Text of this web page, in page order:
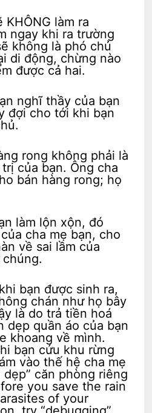
KHÔNG làm ra
ngay khi ra trường
không là phó chủ
di động, chừng nào
được cả hai.
nghĩ thầy của bạn
đợi cho tới khi bạn
rong không phải là
của bạn. Ông cha
bán hàng rong; họ
làm lộn xộn, đó
cha mẹ bạn, cho
về sai lầm của
bạn được sinh ra,
chán như họ bây
là do trả tiền hoá
dẹp quần áo của bạn
khoang về mình.
bạn cứu khu rừng
vào thế hệ cha mẹ
dẹp” căn phòng riêng
you save the rain
of your